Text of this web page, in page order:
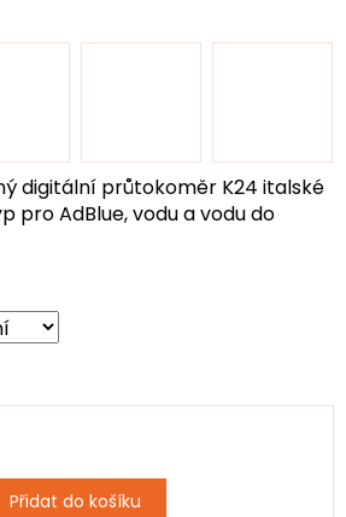
digitální průtokoměr K24 italské
pro AdBlue, vodu a vodu do
Přidat do košíku